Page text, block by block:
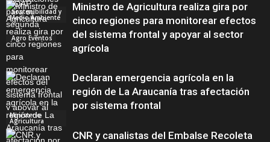
Sostenibilidad y
Medio Ambiente
Agro Eventos
Ministerio
Agricultura
Ministro de Agricultura realiza gira por
cinco regiones para monitorear efectos
del sistema frontal y apoyar al sector
agrícola
Declaran emergencia agrícola en la
región de La Araucanía tras afectación
por sistema frontal
CNR y canalistas del Embalse Recoleta